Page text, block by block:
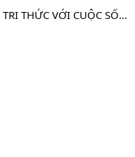
GIẢI TOÁN 6 TẬP 2 KẾT NỐI TRI THỨC VỚI CUỘC SỐNG